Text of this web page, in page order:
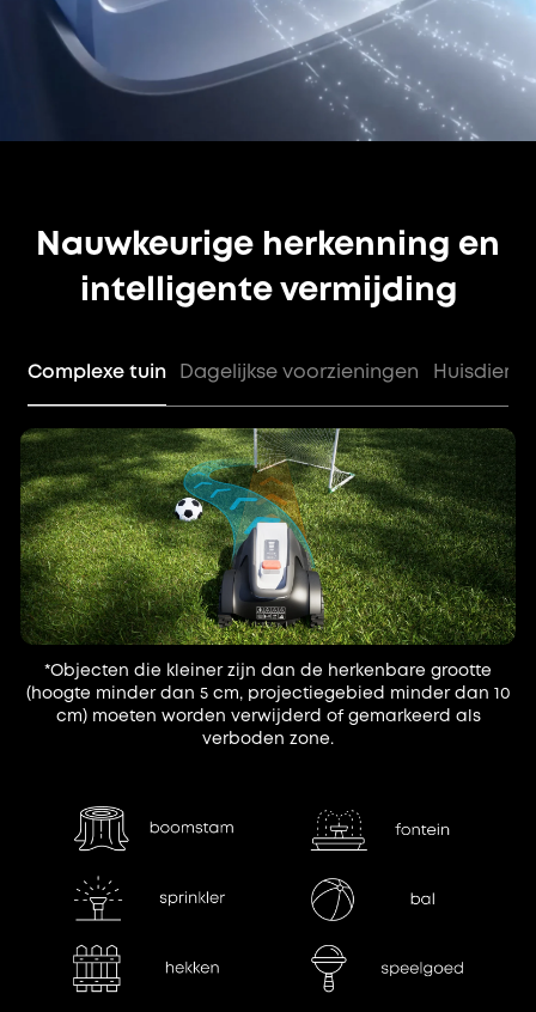
Nauwkeurige herkenning en
intelligente vermijding
Complexe tuin Dagelijkse voorzieningen
*Objecten die kleiner zijn dan de herkenbare grootte
(hoogte minder dan 5 cm, projectiegebied minder dan 10
cm) moeten worden verwijderd of gemarkeerd als
verboden zone.